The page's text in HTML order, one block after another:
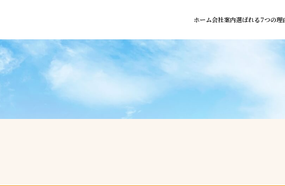
ホーム会社案内選ばれる7つの理